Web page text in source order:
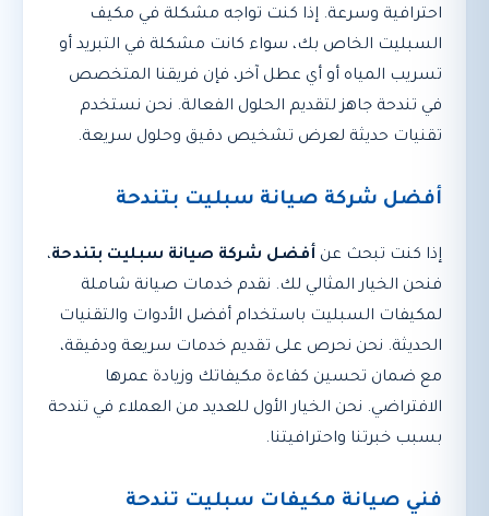
احترافية وسرعة. إذا كنت تواجه مشكلة في مكيف
السبليت الخاص بك، سواء كانت مشكلة في التبريد أو
تسريب المياه أو أي عطل آخر، فإن فريقنا المتخصص
في تندحة جاهز لتقديم الحلول الفعالة. نحن نستخدم
تقنيات حديثة لعرض تشخيص دقيق وحلول سريعة.
أفضل شركة صيانة سبليت بتندحة
إذا كنت تبحث عن أفضل شركة صيانة سبليت بتندحة،
فنحن الخيار المثالي لك. نقدم خدمات صيانة شاملة
لمكيفات السبليت باستخدام أفضل الأدوات والتقنيات
الحديثة. نحن نحرص على تقديم خدمات سريعة ودقيقة،
مع ضمان تحسين كفاءة مكيفاتك وزيادة عمرها
الافتراضي. نحن الخيار الأول للعديد من العملاء في تندحة
بسبب خبرتنا واحترافيتنا.
فني صيانة مكيفات سبليت تندحة